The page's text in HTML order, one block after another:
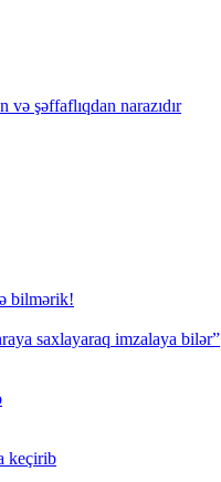
şəffaflıqdan narazıdır
bilmərik!
saxlayaraq imzalaya bilər”
keçirib